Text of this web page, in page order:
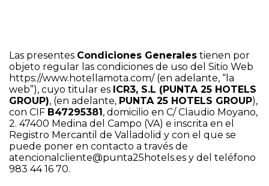
Las presentes Condiciones Generales tienen por
objeto regular las condiciones de uso del Sitio Web
https://www.hotellamota.com/(en adelante, “la
web”), cuyo titular es ICR3, S.L (PUNTA 25 HOTELS
GROUP), (en adelante, PUNTA 25 HOTELS GROUP),
con CIF B47295381, domicilio en C/ Claudio Moyano,
2. 47400 Medina del Campo (VA) e inscrita en el
Registro Mercantil de Valladolid y con el que se
puede poner en contacto a través de
atencionalcliente@punta25hotels.es y del teléfono
983 44 16 70.